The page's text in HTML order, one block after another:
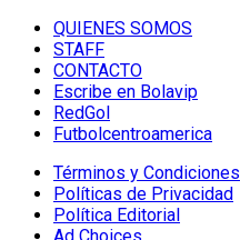
QUIENES SOMOS
STAFF
CONTACTO
Escribe en Bolavip
RedGol
Futbolcentroamerica
Términos y Condiciones
Políticas de Privacidad
Política Editorial